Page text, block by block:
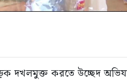
দখলমুক্ত করতে উচ্ছেদ